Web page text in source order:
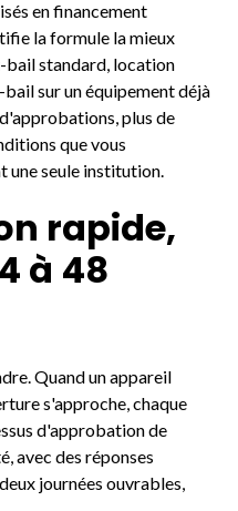
en financement
la formule la mieux
bail standard, location
sur un équipement déjà
plus de
que vous
une seule institution.
rapide,
à 48
Quand un appareil
s'approche, chaque
d'approbation de
avec des réponses
journées ouvrables,